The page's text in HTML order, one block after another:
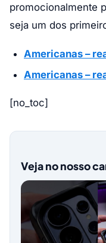
promocionalmente
seja um dos
Americanas –
Americanas –
[no_toc]
Veja no nosso